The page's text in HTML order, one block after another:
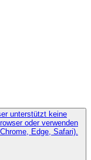
unterstützt keine
oder verwenden
Edge, Safari).